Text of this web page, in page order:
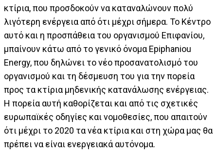
κτίρια, που προσδοκούν να καταναλώνουν πολύ
λιγότερη ενέργεια από ότι μέχρι σήμερα. Το Κέντρο
αυτό και η προσπάθεια του οργανισμού Επιφανίου,
μπαίνουν κάτω από το γενικό όνομα Epiphaniou
Energy, που δηλώνει το νέο προσανατολισμό του
οργανισμού και τη δέσμευση του για την πορεία
προς τα κτίρια μηδενικής κατανάλωσης ενέργειας.
Η πορεία αυτή καθορίζεται και από τις σχετικές
ευρωπαϊκές οδηγίες και νομοθεσίες, που απαιτούν
ότι μέχρι το 2020 τα νέα κτίρια και στη χώρα μας θα
πρέπει να είναι ενεργειακά αυτόνομα.